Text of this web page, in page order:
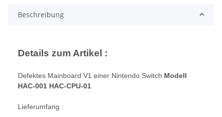
Beschreibung
Details zum Artikel :
Defektes Mainboard V1 einer Nintendo Switch Modell
HAC-001 HAC-CPU-01
Lieferumfang :